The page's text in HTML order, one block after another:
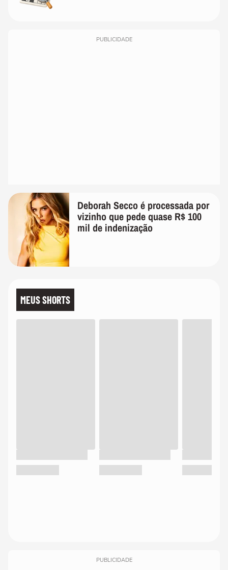
PUBLICIDADE
Deborah Secco é processada por
vizinho que pede quase R$ 100
mil de indenização
MEUS SHORTS
PUBLICIDADE